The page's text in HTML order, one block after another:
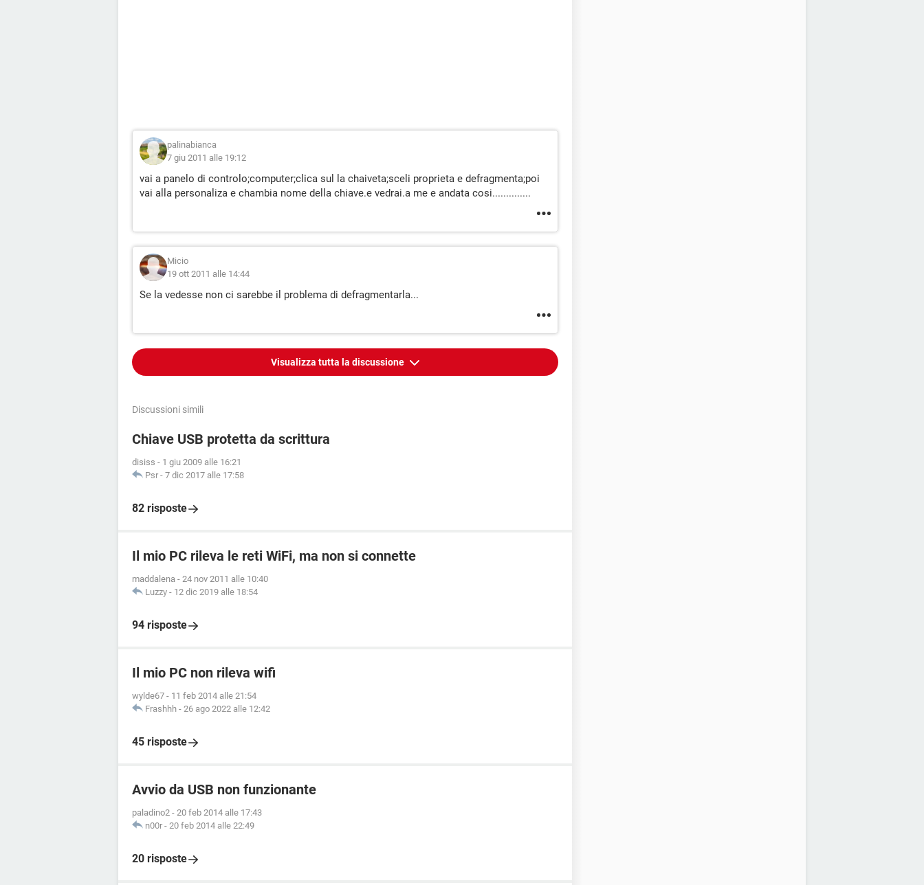
palinabianca
7 giu 2011 alle 19:12
vai a panelo di controlo;computer;clica sul la chaiveta;sceli proprieta e defragmenta;poi
vai alla personaliza e chambia nome della chiave.e vedrai.a me e andata cosi..............
Micio
19 ott 2011 alle 14:44
Se la vedesse non ci sarebbe il problema di defragmentarla...
Visualizza tutta la discussione
Discussioni simili
Chiave USB protetta da scrittura
disiss - 1 giu 2009 alle 16:21
Psr - 7 dic 2017 alle 17:58
82 risposte
Il mio PC rileva le reti WiFi, ma non si connette
maddalena - 24 nov 2011 alle 10:40
Luzzy - 12 dic 2019 alle 18:54
94 risposte
Il mio PC non rileva wifi
wylde67 - 11 feb 2014 alle 21:54
Frashhh - 26 ago 2022 alle 12:42
45 risposte
Avvio da USB non funzionante
paladino2 - 20 feb 2014 alle 17:43
n00r - 20 feb 2014 alle 22:49
20 risposte